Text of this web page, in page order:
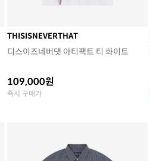
THISISNEVERTHAT
디스이즈네버댓 아티팩트 티 화이트
109,000원
즉시 구매가